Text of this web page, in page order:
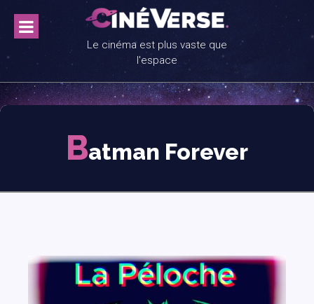
content
Le cinéma est plus vaste que
l'espace
Batman Forever